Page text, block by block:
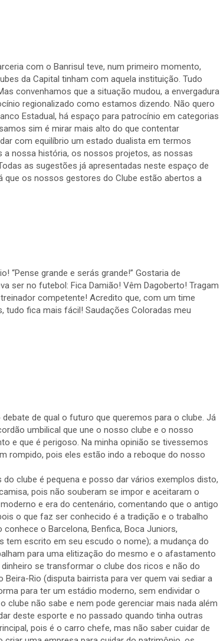
com o Banrisul teve, num primeiro momento,
da Capital tinham com aquela instituição. Tudo
convenhamos que a situação mudou, a envergadura
regionalizado como estamos dizendo. Não quero
Estadual, há espaço para patrocínio em categorias
sim é mirar mais alto do que contentar
com equilíbrio um estado dualista em termos
nossa história, os nossos projetos, as nossas
as sugestões já apresentadas neste espaço de
que os nossos gestores do Clube estão abertos a
“Pense grande e serás grande!” Gostaria de
ser no futebol: Fica Damião! Vêm Dagoberto! Tragam
competente! Acredito que, com um time
tudo fica mais fácil! Saudações Coloradas meu
de qual o futuro que queremos para o clube. Já
umbilical que une o nosso clube e o nosso
e que é perigoso. Na minha opinião se tivessemos
rompido, pois eles estão indo a reboque do nosso
clube é pequena e posso dar vários exemplos disto,
pois não souberam se impor e aceitaram o
e era do centenário, comentando que o antigo
o que faz ser conhecido é a tradição e o trabalho
o Barcelona, Benfica, Boca Juniors,
tem escrito em seu escudo o nome); a mudança do
para uma elitização do mesmo e o afastamento
se transformar o clube dos ricos e não do
Rio (disputa bairrista para ver quem vai sediar a
para ter um estádio moderno, sem endividar o
clube não sabe e nem pode gerenciar mais nada além
deste esporte e no passado quando tinha outras
pois é o carro chefe, mas não saber cuidar de